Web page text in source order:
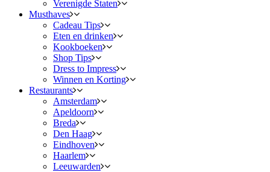
Verenigde Staten
Musthaves
Cadeau Tips
Eten en drinken
Kookboeken
Shop Tips
Dress to Impress
Winnen en Korting
Restaurants
Amsterdam
Apeldoorn
Breda
Den Haag
Eindhoven
Haarlem
Leeuwarden